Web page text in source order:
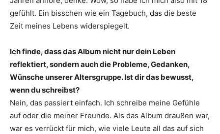
gefühlt. Ein bisschen wie ein Tagebuch, das die beste
Zeit meines Lebens widerspiegelt.
Ich finde, dass das Album nicht nur dein Leben
reflektiert, sondern auch die Probleme, Gedanken,
Wünsche unserer Altersgruppe. Ist dir das bewusst,
wenn du schreibst?
Nein, das passiert einfach. Ich schreibe meine Gefühle
auf oder die meiner Freunde. Als das Album draußen war,
war es verrückt für mich, wie viele Leute all das auf sich